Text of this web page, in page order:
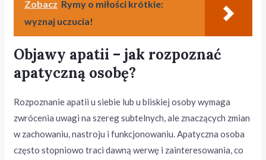
Zobacz Rymy o miłości krótkie:
wyznaj uczucia!
Objawy apatii – jak rozpoznać
apatyczną osobę?
Rozpoznanie apatii u siebie lub u bliskiej osoby wymaga
zwrócenia uwagi na szereg subtelnych, ale znaczących zmian
w zachowaniu, nastroju i funkcjonowaniu. Apatyczna osoba
często stopniowo traci dawną werwę i zainteresowania, co